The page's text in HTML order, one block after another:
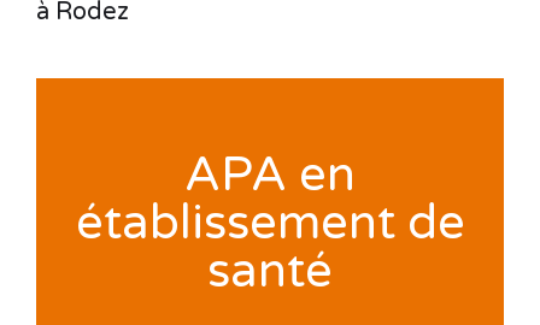
à Rodez
APA en
établissement de
santé